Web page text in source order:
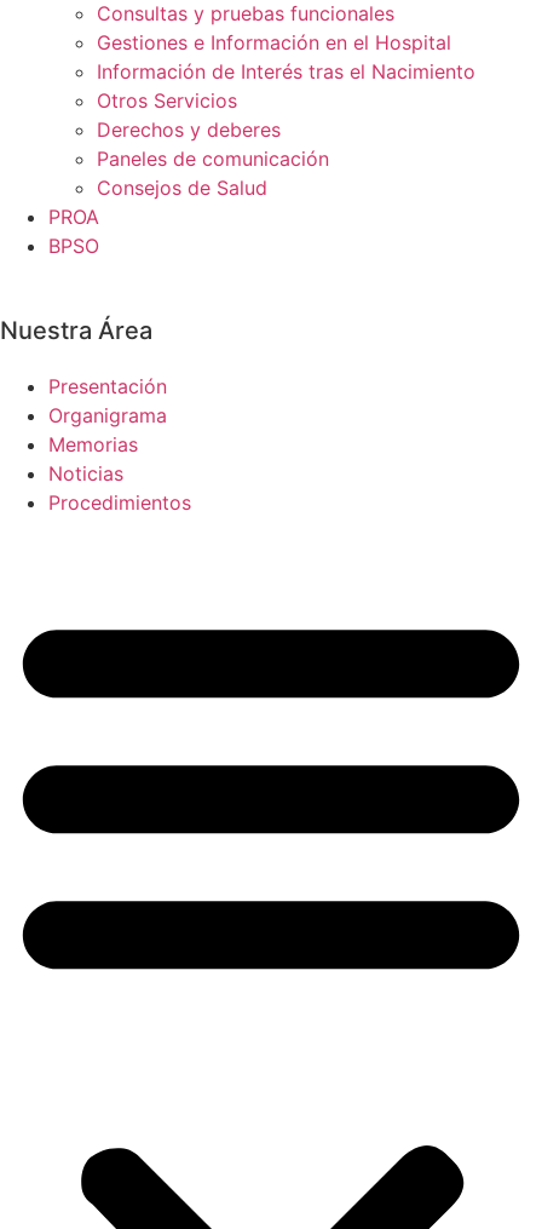
Consultas y pruebas funcionales
Gestiones e Información en el Hospital
Información de Interés tras el Nacimiento
Otros Servicios
Derechos y deberes
Paneles de comunicación
Consejos de Salud
PROA
BPSO
Nuestra Área
Presentación
Organigrama
Memorias
Noticias
Procedimientos